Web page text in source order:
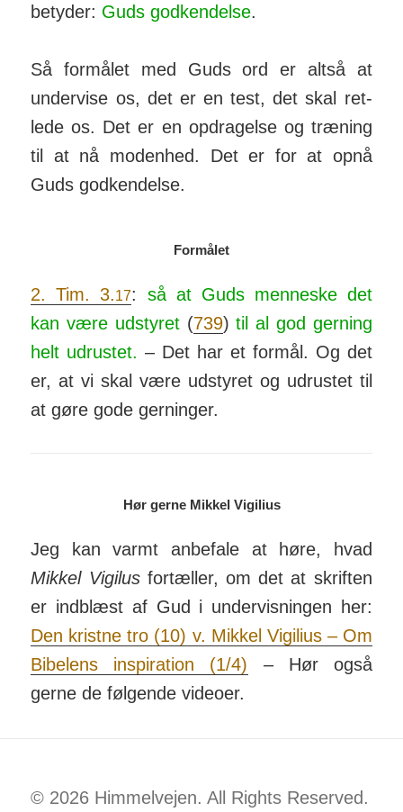
be­tyder: Guds god­ken­d­else.
Så for­målet med Guds ord er altså at
under­vise os, det er en test, det skal ret­
lede os. Det er en op­drag­else og træ­ning
til at nå moden­hed. Det er for at opnå
Guds god­ken­d­else.
Formålet
2. Tim. 3.17: så at Guds men­neske det
kan være ud­styret (739)til al god ger­ning
helt ud­rustet.– Det har et for­mål. Og det
er, at vi skal være ud­styret og ud­rustet til
at gøre gode ger­ninger.
Hør gerne Mikkel Vigilius
Jeg kan varmt an­be­fale at høre, hvad
Mikkel Vigilusfortæller, om det at skriften
er ind­blæst af Gud i under­vis­ningen her:
Den kristne tro (10) v. Mikkel Vigilius – Om
Bi­bel­ens in­spi­ra­tion (1/4) – Hør også
gerne de følg­ende videoer.
© 2026 Himmelvejen. All Rights Reserved.